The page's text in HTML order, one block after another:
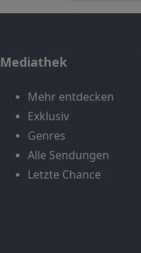
Mediathek
Mehr entdecken
Exklusiv
Genres
Alle Sendungen
Letzte Chance